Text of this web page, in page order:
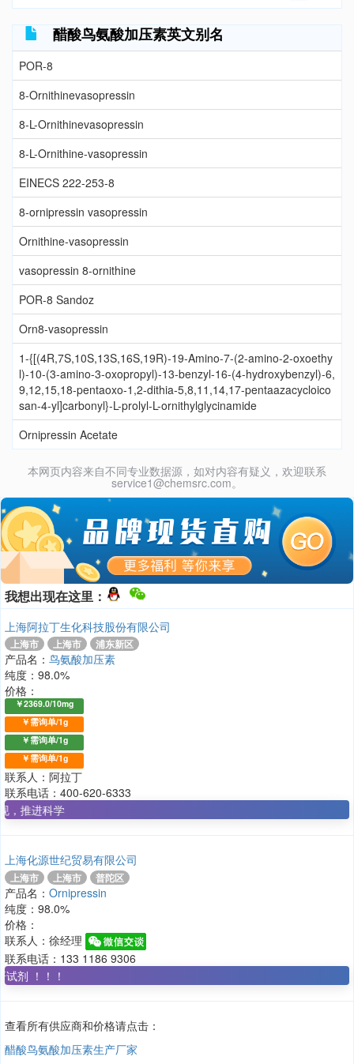
醋酸鸟氨酸加压素英文别名
POR-8
8-Ornithinevasopressin
8-L-Ornithinevasopressin
8-L-Ornithine-vasopressin
EINECS 222-253-8
8-ornipressin vasopressin
Ornithine-vasopressin
vasopressin 8-ornithine
POR-8 Sandoz
Orn8-vasopressin
1-{[(4R,7S,10S,13S,16S,19R)-19-Amino-7-(2-amino-2-oxoethy
l)-10-(3-amino-3-oxopropyl)-13-benzyl-16-(4-hydroxybenzyl)-6,
9,12,15,18-pentaoxo-1,2-dithia-5,8,11,14,17-pentaazacycloico
san-4-yl]carbonyl}-L-prolyl-L-ornithylglycinamide
Ornipressin Acetate
本网页内容来自不同专业数据源，如对内容有疑义，欢迎联系
service1@chemsrc.com。
我想出现在这里：
上海阿拉丁生化科技股份有限公司
上海市 上海市 浦东新区
产品名： 鸟氨酸加压素
纯度：98.0%
价格：
￥2369.0/10mg
￥需询单/1g
￥需询单/1g
￥需询单/1g
联系人：阿拉丁
联系电话：400-620-6333
进科学
上海化源世纪贸易有限公司
上海市 上海市 普陀区
产品名： Ornipressin
纯度：98.0%
价格：
联系人：徐经理
联系电话：133 1186 9306
！！！
查看所有供应商和价格请点击：
醋酸鸟氨酸加压素生产厂家